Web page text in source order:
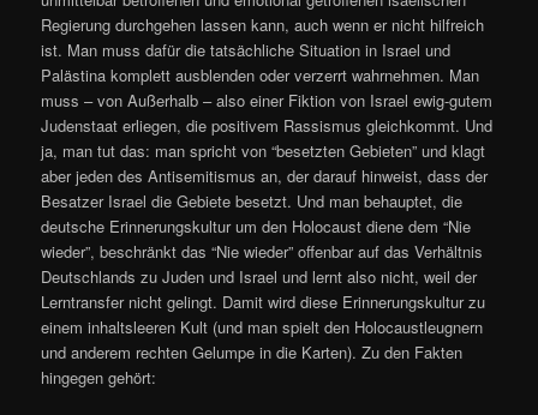
Regierung durchgehen lassen kann, auch wenn er nicht hilfreich
ist. Man muss dafür die tatsächliche Situation in Israel und
Palästina komplett ausblenden oder verzerrt wahrnehmen. Man
muss – von Außerhalb – also einer Fiktion von Israel ewig-gutem
Judenstaat erliegen, die positivem Rassismus gleichkommt. Und
ja, man tut das: man spricht von “besetzten Gebieten” und klagt
aber jeden des Antisemitismus an, der darauf hinweist, dass der
Besatzer Israel die Gebiete besetzt. Und man behauptet, die
deutsche Erinnerungskultur um den Holocaust diene dem “Nie
wieder”, beschränkt das “Nie wieder” offenbar auf das Verhältnis
Deutschlands zu Juden und Israel und lernt also nicht, weil der
Lerntransfer nicht gelingt. Damit wird diese Erinnerungskultur zu
einem inhaltsleeren Kult (und man spielt den Holocaustleugnern
und anderem rechten Gelumpe in die Karten). Zu den Fakten
hingegen gehört: